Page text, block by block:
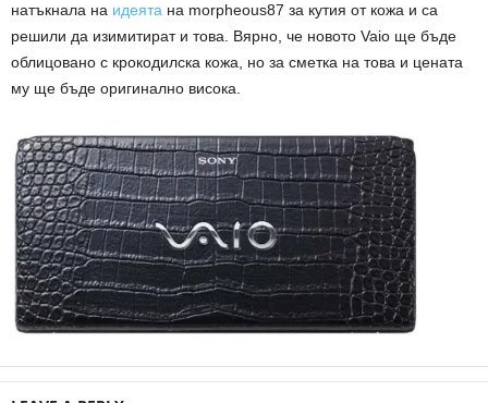
натъкнала на идеята на morpheous87 за кутия от кожа и са
решили да изимитират и това. Вярно, че новото Vaio ще бъде
облицовано с крокодилска кожа, но за сметка на това и цената
му ще бъде оригинално висока.